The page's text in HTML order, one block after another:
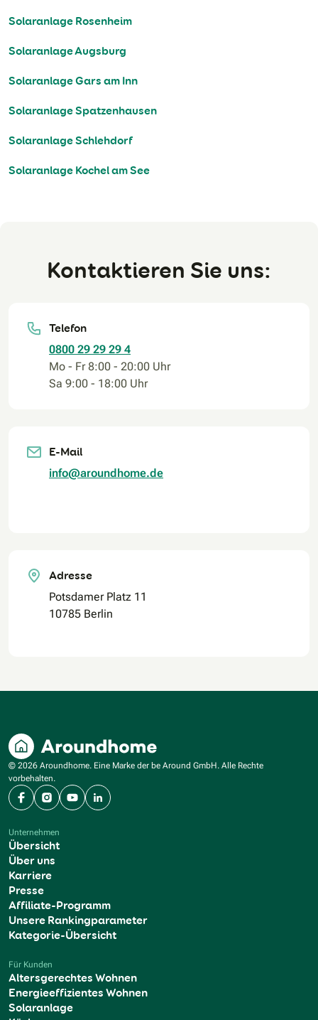
Solaranlage Rosenheim
Solaranlage Augsburg
Solaranlage Gars am Inn
Solaranlage Spatzenhausen
Solaranlage Schlehdorf
Solaranlage Kochel am See
Kontaktieren Sie uns:
Telefon
0800 29 29 29 4
Mo - Fr 8:00 - 20:00 Uhr
Sa 9:00 - 18:00 Uhr
E-Mail
info@aroundhome.de
Adresse
Potsdamer Platz 11
10785 Berlin
© 2026 Aroundhome. Eine Marke der be Around GmbH. Alle Rechte
vorbehalten.
FacebookInstagram
YouTubeLinkedIn
Unternehmen
Übersicht
Über uns
Karriere
Presse
Affiliate-Programm
Unsere Rankingparameter
Kategorie-Übersicht
Für Kunden
Altersgerechtes Wohnen
Energieeffizientes Wohnen
Solaranlage